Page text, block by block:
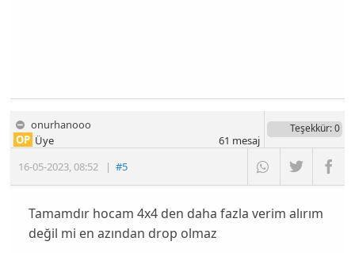
onurhanooo
16-05-2023,08:52 |#5
OP Üye
Teşekkür: 0
61 mesaj
Tamamdır hocam 4x4 den daha fazla verim alırım
değil mi en azından drop olmaz